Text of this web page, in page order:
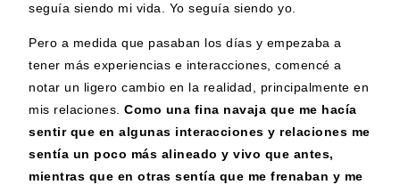
seguía siendo mi vida. Yo seguía siendo yo.
Pero a medida que pasaban los días y empezaba a
tener más experiencias e interacciones, comencé a
notar un ligero cambio en la realidad, principalmente en
mis relaciones.Como una fina navaja que me hacía
sentir que en algunas interacciones y relaciones me
sentía un poco más alineado y vivo que antes,
mientras que en otras sentía que me frenaban y me